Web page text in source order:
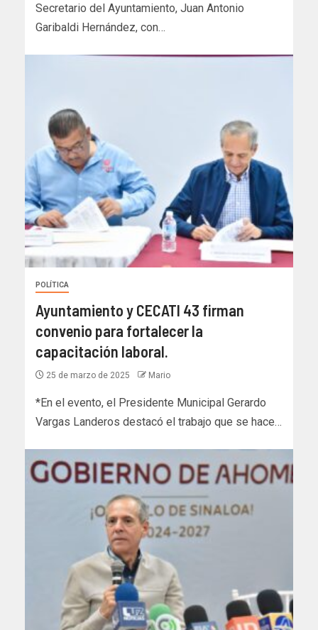
Secretario del Ayuntamiento, Juan Antonio
Garibaldi Hernández, con…
POLÍTICA
Ayuntamiento y CECATI 43 firman
convenio para fortalecer la
capacitación laboral.
25 de marzo de 2025 Mario
*En el evento, el Presidente Municipal Gerardo
Vargas Landeros destacó el trabajo que se hace…